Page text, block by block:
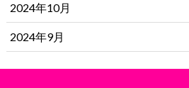
2024年10月
2024年9月